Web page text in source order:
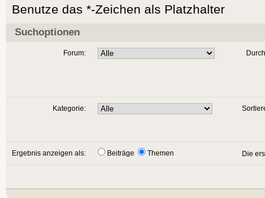
Benutze das *-Zeichen als Platzhalter
Suchoptionen
Forum:
Kategorie:
Ergebnis anzeigen als: Beiträge Themen Die